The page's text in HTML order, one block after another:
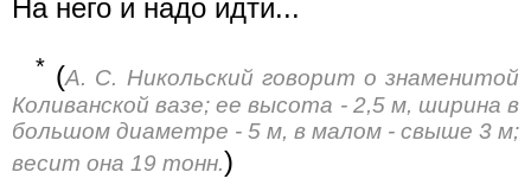
На него и надо идти...
* (А. С. Никольский говорит о знаменитой
Коливанской вазе; ее высота - 2,5 м, ширина в
большом диаметре - 5 м, в малом - свыше 3 м;
весит она 19 тонн.)